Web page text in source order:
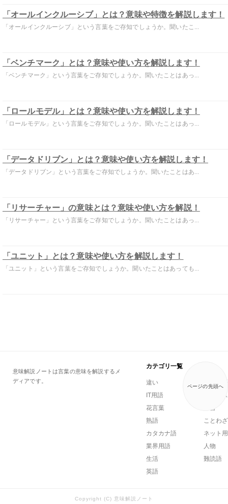
「オールインクルーシブ」とは？意味や特徴を解説します！
「オールインクルーシブ」という言葉をご存知でしょうか。聞いたこ...
「ベンチマーク」とは？意味や使い方を解説します！
「ベンチマーク」という言葉をご存知でしょうか。聞いたことはあっ...
「ロールモデル」とは？意味や使い方を解説します！
「ロールモデル」という言葉をご存知でしょうか。聞いたことはあっ...
「データドリブン」とは？意味や使い方を解説します！
「データドリブン」という言葉をご存知でしょうか。聞いたことはあ...
「リサーチャー」の意味とは？意味や使い方を解説！
「リサーチャー」という言葉をご存知でしょうか。聞いたことはあっ...
「ユニット」とは？意味や使い方を解説します！
「ユニット」という言葉をご存知でしょうか。聞いたことはあっても...
ページの先頭へ
意味解説ノートは言葉の意味を解説するメ
ディアです。
カテゴリ一覧
違い
一般用語
IT用語
ビジネ
花言葉
方言
熟語
ことわ
カタカナ語
ネット
業界用語
人物
生活
難読語
英語
Copyright (C) 意味解説ノート